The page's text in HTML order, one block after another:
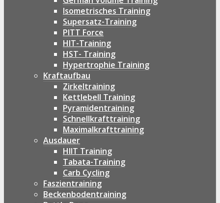
Isometrisches Training
Supersatz-Training
PITT Force
HIT-Training
HST- Training
Hypertrophie Training
Kraftaufbau
Zirkeltraining
Kettlebell Training
Pyramidentraining
Schnellkrafttraining
Maximalkrafttraining
Ausdauer
HIIT Training
Tabata-Training
Carb Cycling
Faszientraining
Beckenbodentraining